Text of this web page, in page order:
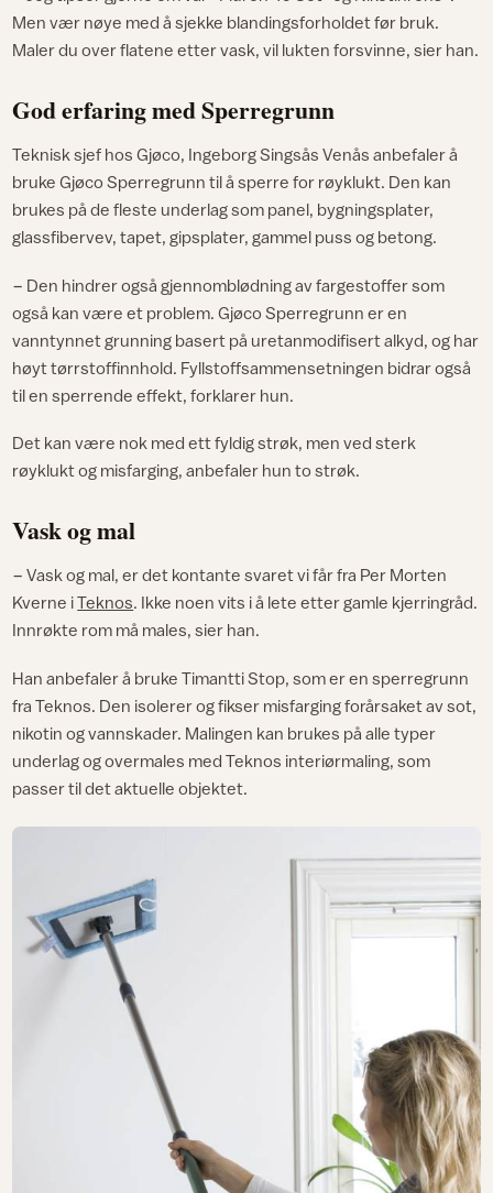
Men vær nøye med å sjekke blandingsforholdet før bruk.
Maler du over flatene etter vask, vil lukten forsvinne, sier han.
God erfaring med Sperregrunn
Teknisk sjef hos Gjøco, Ingeborg Singsås Venås anbefaler å
bruke Gjøco Sperregrunn til å sperre for røyklukt. Den kan
brukes på de fleste underlag som panel, bygningsplater,
glassfibervev, tapet, gipsplater, gammel puss og betong.
− Den hindrer også gjennomblødning av fargestoffer som
også kan være et problem. Gjøco Sperregrunn er en
vanntynnet grunning basert på uretanmodifisert alkyd, og har
høyt tørrstoffinnhold. Fyllstoffsammensetningen bidrar også
til en sperrende effekt, forklarer hun.
Det kan være nok med ett fyldig strøk, men ved sterk
røyklukt og misfarging, anbefaler hun to strøk.
Vask og mal
− Vask og mal, er det kontante svaret vi får fra Per Morten
Kverne iTeknos. Ikke noen vits i å lete etter gamle kjerringråd.
Innrøkte rom må males, sier han.
Han anbefaler å bruke Timantti Stop, som er en sperregrunn
fra Teknos. Den isolerer og fikser misfarging forårsaket av sot,
nikotin og vannskader. Malingen kan brukes på alle typer
underlag og overmales med Teknos interiørmaling, som
passer til det aktuelle objektet.